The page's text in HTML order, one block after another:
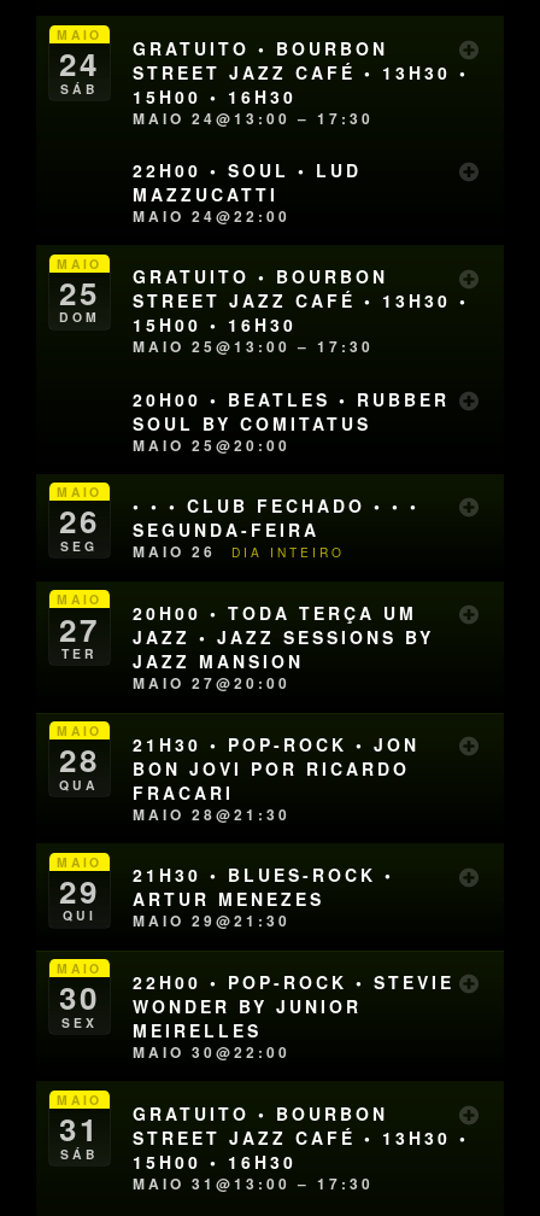
MAIO
24
SÁB
GRATUITO • BOURBON
STREET JAZZ CAFÉ • 13H30 •
15H00 • 16H30
MAIO 24@13:00 – 17:30
22H00 • SOUL • LUD
MAZZUCATTI
MAIO 24@22:00
MAIO
25
DOM
GRATUITO • BOURBON
STREET JAZZ CAFÉ • 13H30 •
15H00 • 16H30
MAIO 25@13:00 – 17:30
20H00 • BEATLES • RUBBER
SOUL BY COMITATUS
MAIO 25@20:00
MAIO
26
SEG
• • • CLUB FECHADO • • •
SEGUNDA-FEIRA
MAIO 26 DIA INTEIRO
MAIO
27
TER
20H00 • TODA TERÇA UM
JAZZ • JAZZ SESSIONS BY
JAZZ MANSION
MAIO 27@20:00
MAIO
28
QUA
21H30 • POP-ROCK • JON
BON JOVI POR RICARDO
FRACARI
MAIO 28@21:30
MAIO
29
QUI
21H30 • BLUES-ROCK •
ARTUR MENEZES
MAIO 29@21:30
MAIO
30
SEX
22H00 • POP-ROCK • STEVIE
WONDER BY JUNIOR
MEIRELLES
MAIO 30@22:00
MAIO
31
SÁB
GRATUITO • BOURBON
STREET JAZZ CAFÉ • 13H30 •
15H00 • 16H30
MAIO 31@13:00 – 17:30